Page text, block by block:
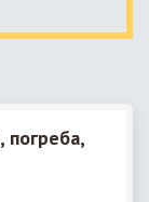
погреба,